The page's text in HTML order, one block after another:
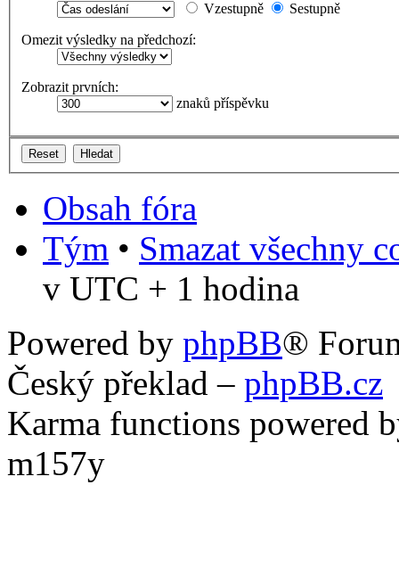
Vzestupně
Sestupně
Omezit výsledky na předchozí:
Zobrazit prvních:
znaků příspěvku
Obsah fóra
Tým • Smazat všechny
v UTC + 1 hodina
Powered by phpBB®
Český překlad – phpBB.cz
Karma functions powered
m157y